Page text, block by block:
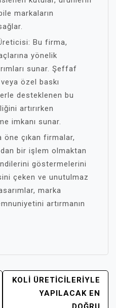
markaların
Bu firma,
yönelik
sunar. Şeffaf
özel baskı
desteklenen bu
artırırken
imkanı sunar.
öne çıkan firmalar,
bir işlem olmaktan
göstermelerini
çeken ve unutulmaz
marka
artırmanın
KOLI ÜRETICILERIYLE
YAPILACAK EN